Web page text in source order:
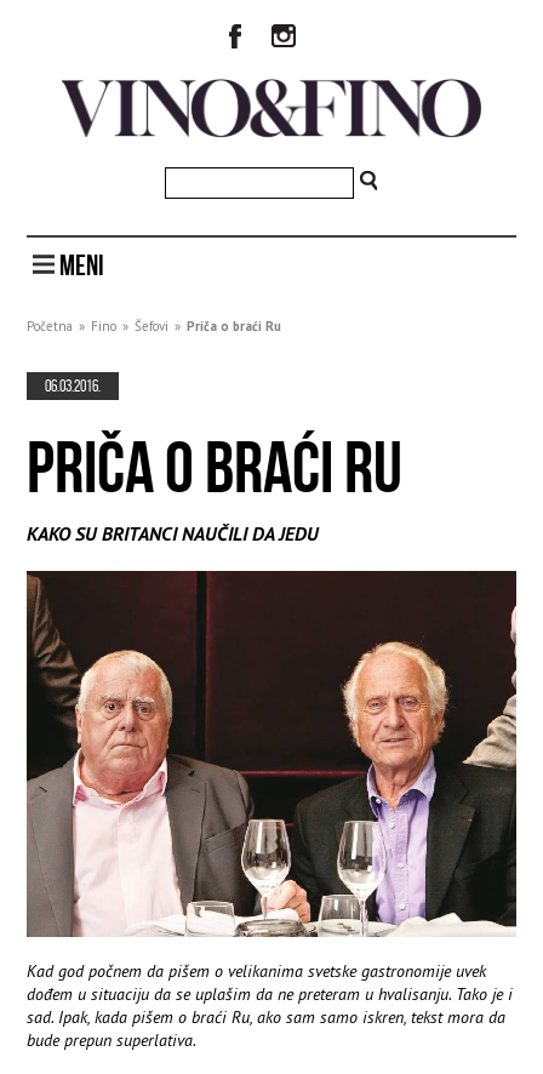
MENI
Početna » Fino » Šefovi » Priča o braći Ru
06.03.2016.
PRIČA O BRAĆI RU
KAKO SU BRITANCI NAUČILI DA JEDU
Kad god počnem da pišem o velikanima svetske gastronomije uvek
dođem u situaciju da se uplašim da ne preteram u hvalisanju. Tako je i
sad. Ipak, kada pišem o braći Ru, ako sam samo iskren, tekst mora da
bude prepun superlativa.